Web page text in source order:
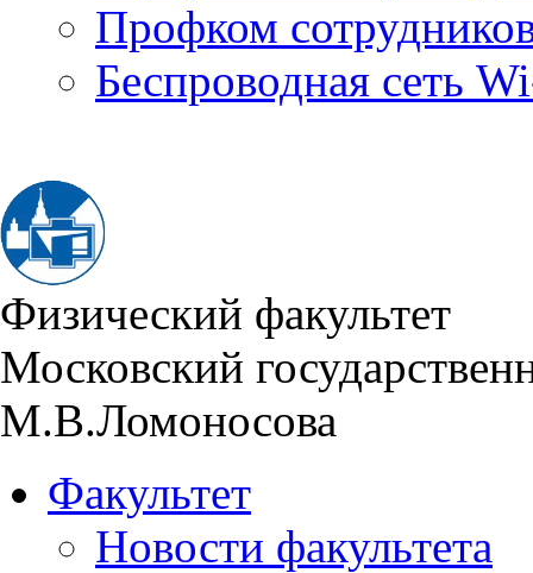
Профком
Беспроводная сеть
Физический факультет
Московский
М.В.Ломоносова
Факультет
Новости факультета